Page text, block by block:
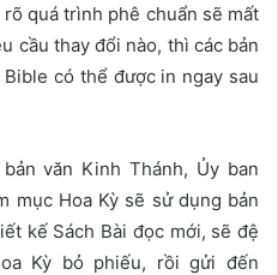
quá trình phê chuẩn sẽ mất
cầu thay đổi nào, thì các bản
có thể được in ngay sau
văn Kinh Thánh, Ủy ban
mục Hoa Kỳ sẽ sử dụng bản
kế Sách Bài đọc mới, sẽ đệ
Kỳ bỏ phiếu, rồi gửi đến